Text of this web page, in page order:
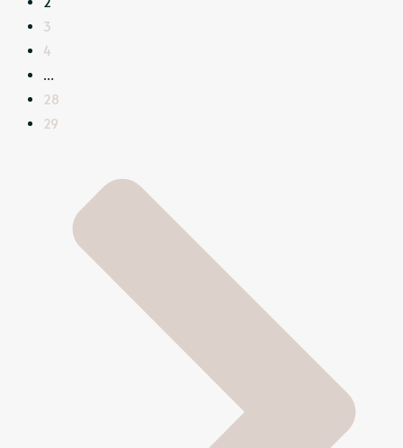
3
4
…
28
29